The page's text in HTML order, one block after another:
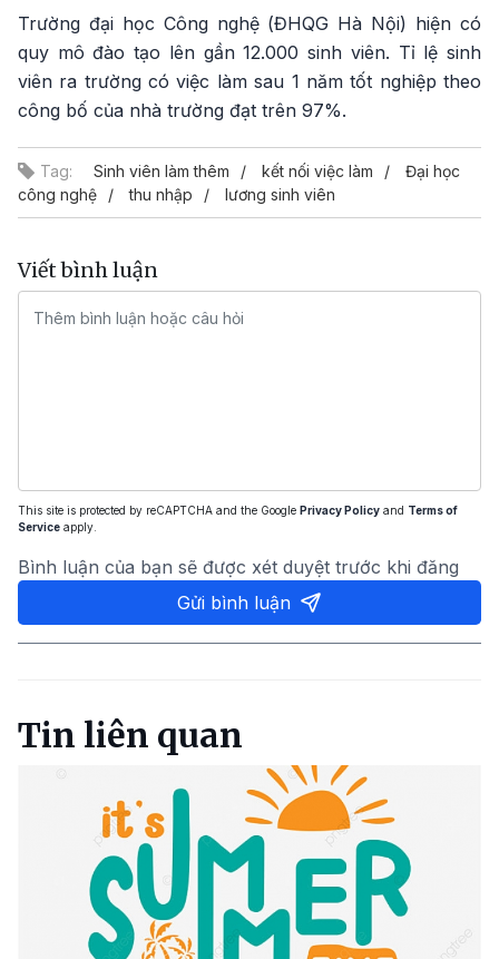
Trường đại học Công nghệ (ĐHQG Hà Nội) hiện có
quy mô đào tạo lên gần 12.000 sinh viên. Tỉ lệ sinh
viên ra trường có việc làm sau 1 năm tốt nghiệp theo
công bố của nhà trường đạt trên 97%.
Tag: Sinh viên làm thêm kết nối việc làm
Đại học
công nghệ
thu nhập lương sinh viên
Viết bình luận
This site is protected by reCAPTCHA and the Google Privacy Policy and Terms of
Service apply.
Bình luận của bạn sẽ được xét duyệt trước khi đăng
Gửi bình luận
Tin liên quan